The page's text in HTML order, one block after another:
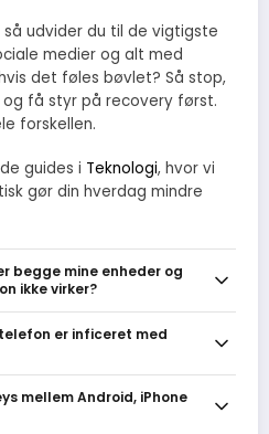
udvider du til de vigtigste
medier og alt med
det føles bøvlet? Så stop,
få styr på recovery først.
forskellen.
guides i Teknologi, hvor vi
gør din hverdag mindre
begge mine enheder og
ikke virker?
tage dage. Forebyg det ved at
sted, aktivere cloud-synk
er inficeret med
kan angribere stadig misbruge
opdaterede, brug kun betroede
mellem Android, iPhone